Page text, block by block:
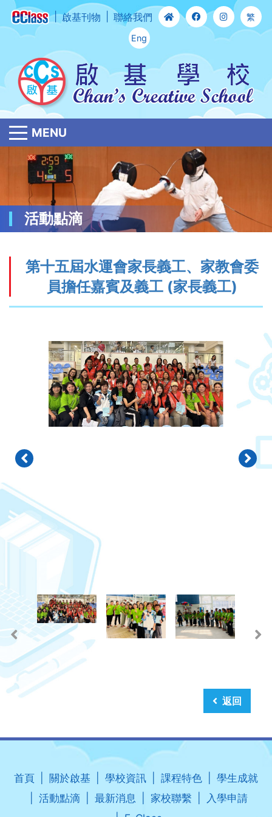
啟基刊物 聯絡我們 繁
Eng
MENU
活動點滴
第十五屆水運會家長義工、家教會委
員擔任嘉賓及義工 (家長義工)
返回
首頁 關於啟基 學校資訊 課程特色
學生成就
活動點滴
最新消息 家校聯繫
入學申請